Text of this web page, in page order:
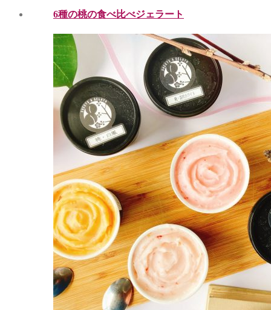
6種の桃の食べ比べジェラート